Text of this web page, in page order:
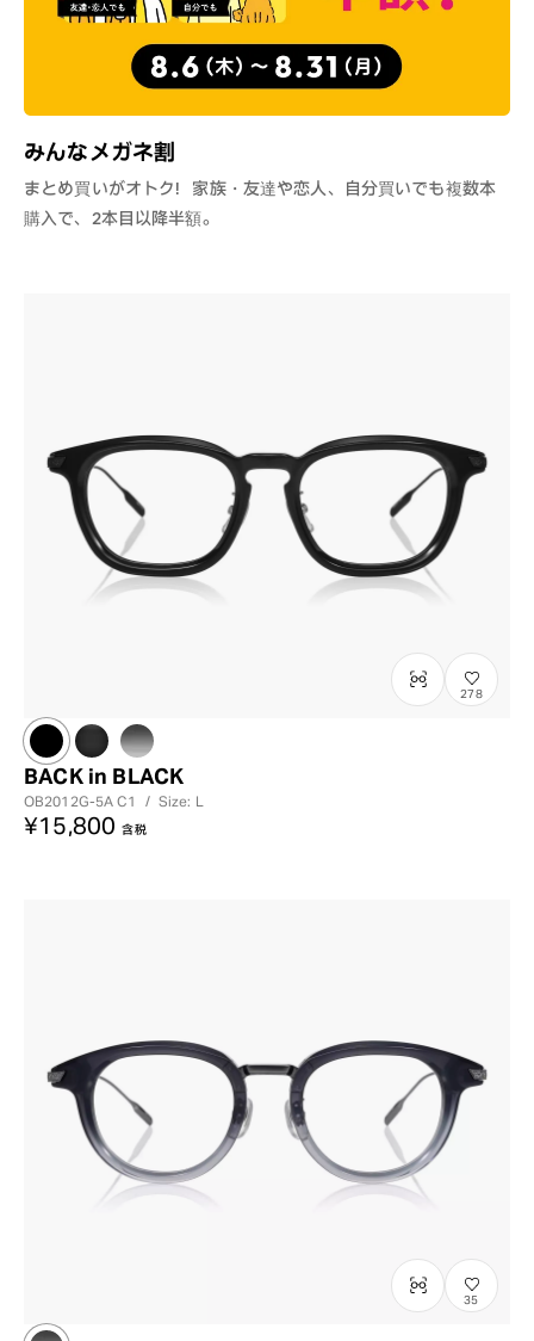
みんなメガネ割
まとめ買いがオトク！家族・友達や恋人、自分買いでも複数本
購入で、2本目以降半額。
278
BACK in BLACK
OB2012G-5AC1 / Size: L
¥15,800 含税
35